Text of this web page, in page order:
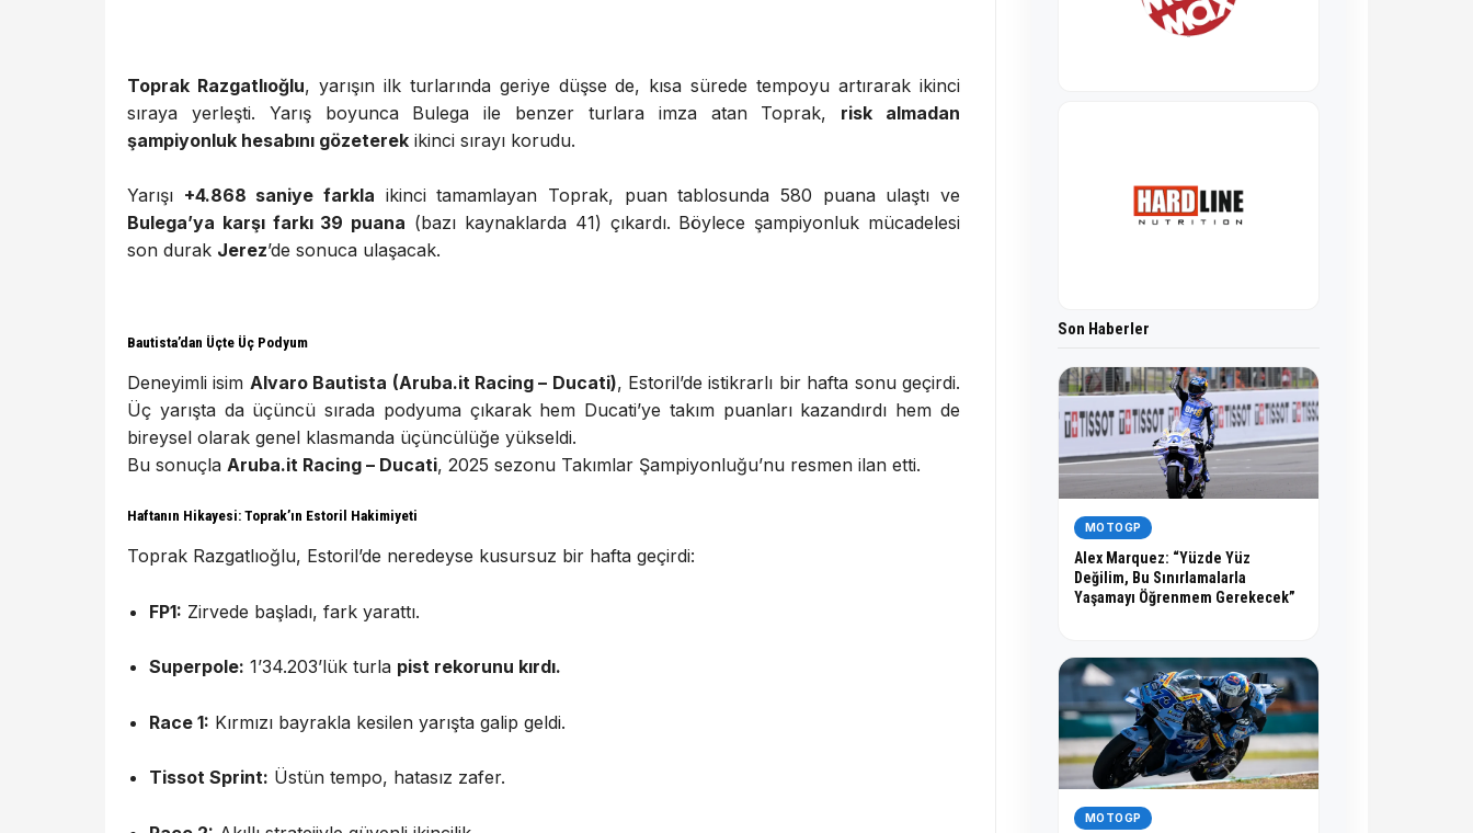
Toprak Razgatlıoğlu, yarışın ilk turlarında geriye düşse de, kısa sürede tempoyu artırarak ikinci
sıraya yerleşti. Yarış boyunca Bulega ile benzer turlara imza atan Toprak, risk almadan
şampiyonluk hesabını gözeterek ikinci sırayı korudu.
Yarışı +4.868 saniye farkla ikinci tamamlayan Toprak, puan tablosunda 580 puana ulaştı ve
Bulega’ya karşı farkı 39 puana (bazı kaynaklarda 41) çıkardı. Böylece şampiyonluk mücadelesi
son durak Jerez’de sonuca ulaşacak.
Bautista’dan Üçte Üç Podyum
Deneyimli isim Alvaro Bautista (Aruba.it Racing – Ducati), Estoril’de istikrarlı bir hafta sonu geçirdi.
Üç yarışta da üçüncü sırada podyuma çıkarak hem Ducati’ye takım puanları kazandırdı hem de
bireysel olarak genel klasmanda üçüncülüğe yükseldi.
Bu sonuçla Aruba.it Racing – Ducati, 2025 sezonu Takımlar Şampiyonluğu’nu resmen ilan etti.
Haftanın Hikayesi: Toprak’ın Estoril Hakimiyeti
Toprak Razgatlıoğlu, Estoril’de neredeyse kusursuz bir hafta geçirdi:
FP1: Zirvede başladı, fark yarattı.
Superpole: 1’34.203’lük turla pist rekorunu kırdı.
Race 1: Kırmızı bayrakla kesilen yarışta galip geldi.
Tissot Sprint: Üstün tempo, hatasız zafer.
Son Haberler
MOTOGP
Alex Marquez: “Yüzde Yüz
Değilim, Bu Sınırlamalarla
Yaşamayı Öğrenmem Gerekecek”
MOTOGP